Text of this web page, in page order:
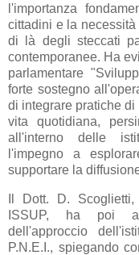
l'importanza
cittadini e la
di là degli steccati
contemporanee. Ha
parlamentare
forte sostegno
di integrare pratiche
vita quotidiana,
all'interno delle
l'impegno a
supportare la
Il Dott. D.
ISSUP, ha poi
dell'approccio
P.N.E.I., spiegando